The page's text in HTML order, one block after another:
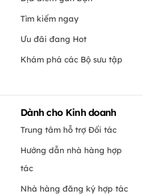
Tìm kiếm ngay
Ưu đãi đang Hot
Khám phá các Bộ sưu tập
Dành cho Kinh doanh
Trung tâm hỗ trợ Đối tác
Hướng dẫn nhà hàng hợp
tác
Nhà hàng đăng ký hợp tác